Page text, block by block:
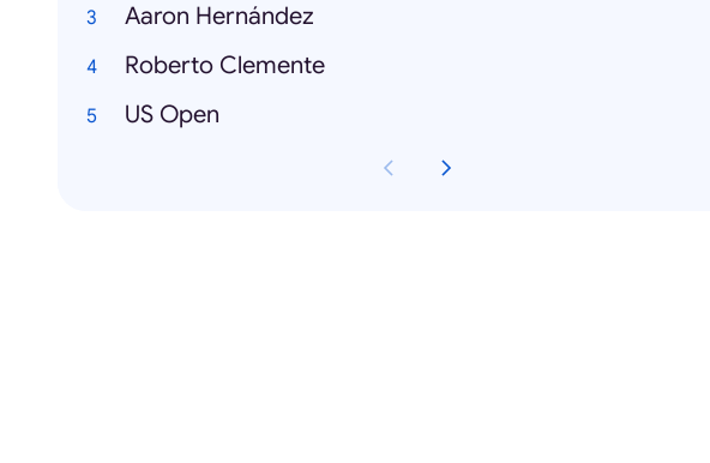
Aaron Hernández
Roberto Clemente
US Open